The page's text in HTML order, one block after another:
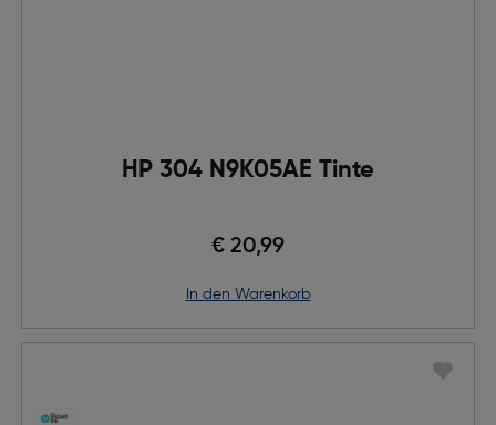
HP 304 N9K05AE Tinte
€ 20,99
in den Warenkorb